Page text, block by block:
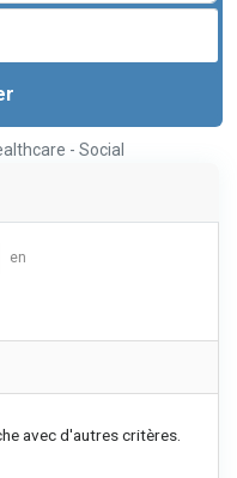
- Social
en
avec d'autres critères.